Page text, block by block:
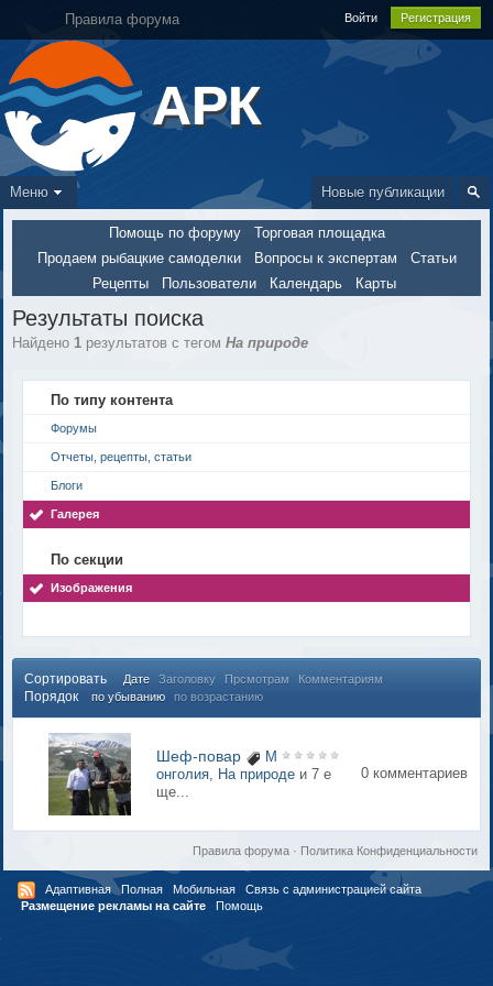
Правила форума Войти Регистрация
АРК
Новые публикации
Меню
Помощь по форуму
Торговая площадка
Продаем рыбацкие самоделки
Вопросы к экспертам
Статьи
Рецепты
Пользователи Календарь Карты
Результаты поиска
Найдено 1 результатов с тегомНа природе
По типу контента
Форумы
Отчеты, рецепты, статьи
Блоги
Галерея
По секции
Изображения
Сортировать Дате Заголовку Прсмотрам Комментариям
Порядок по убыванию по возрастанию
Шеф-повар
М
онголия, На природе и 7 е
ще...
0 комментариев
Политика Конфиденциальности
Правила форума·
Адаптивная Полная Мобильная
Связь с администрацией сайта
Размещение рекламы на сайте
Помощь